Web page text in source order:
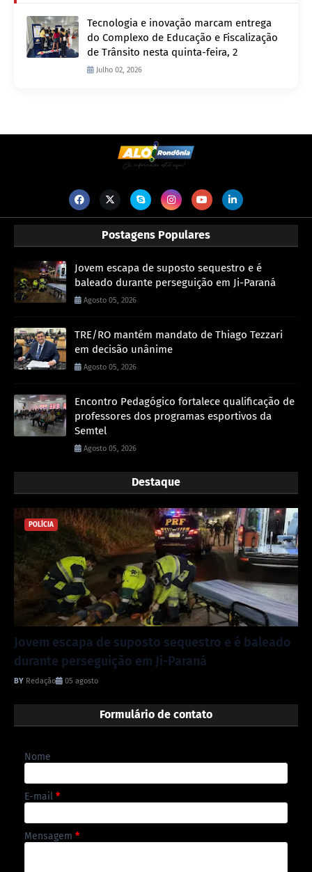
Tecnologia e inovação marcam entrega
do Complexo de Educação e Fiscalização
de Trânsito nesta quinta-feira, 2
Julho 02, 2026
Postagens Populares
Jovem escapa de suposto sequestro e é
baleado durante perseguição em Ji-Paraná
Agosto 05, 2026
TRE/RO mantém mandato de Thiago Tezzari
em decisão unânime
Agosto 05, 2026
Encontro Pedagógico fortalece qualificação de
professores dos programas esportivos da
Semtel
Agosto 05, 2026
Destaque
POLÍCIA
Jovem escapa de suposto sequestro e é baleado
durante perseguição em Ji-Paraná
Redação 05 agosto
Formulário de contato
Nome
E-mail *
Mensagem *